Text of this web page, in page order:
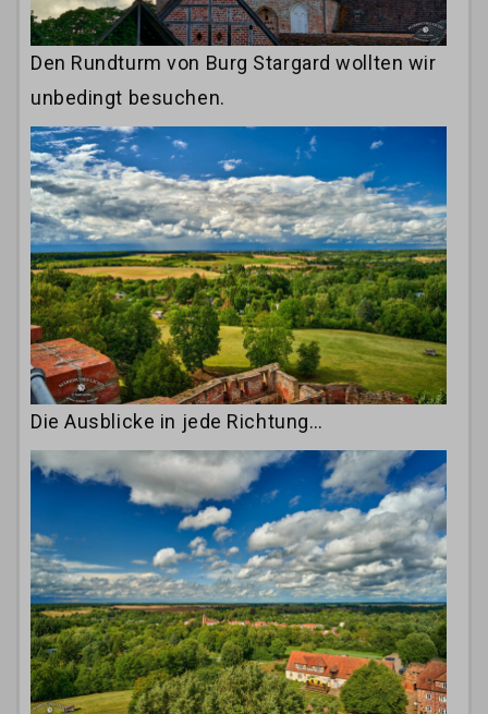
Den Rundturm von Burg Stargard wollten wir
unbedingt besuchen.
Die Ausblicke in jede Richtung…